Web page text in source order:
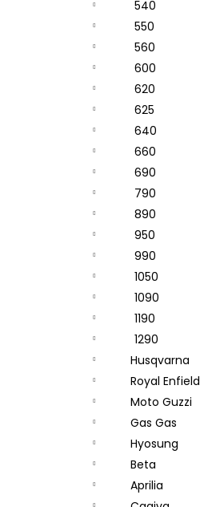
540
550
560
600
620
625
640
660
690
790
890
950
990
1050
1090
1190
1290
Husqvarna
Royal Enfield
Moto Guzzi
Gas Gas
Hyosung
Beta
Aprilia